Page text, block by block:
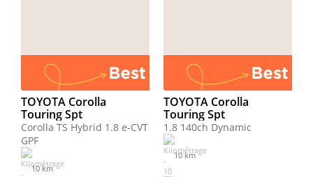
TOYOTA Corolla
Touring Spt
Corolla TS Hybrid 1.8 e-CVT
GPF
10 km
TOYOTA Corolla
Touring Spt
1.8 140ch Dynamic
10 km